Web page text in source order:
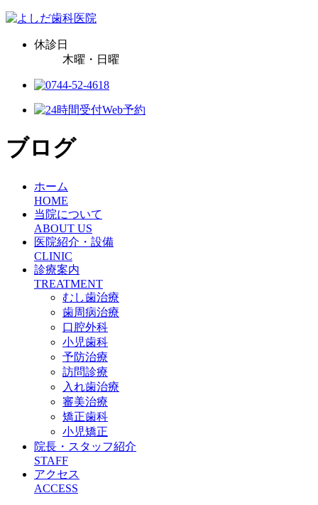
休診日
木曜・日曜
ブログ
ホーム
HOME
当院について
ABOUT US
医院紹介・設備
CLINIC
診療案内
TREATMENT
むし歯治療
歯周病治療
口腔外科
小児歯科
予防治療
訪問診療
入れ歯治療
審美治療
矯正歯科
小児矯正
院長・スタッフ紹介
STAFF
アクセス
ACCESS